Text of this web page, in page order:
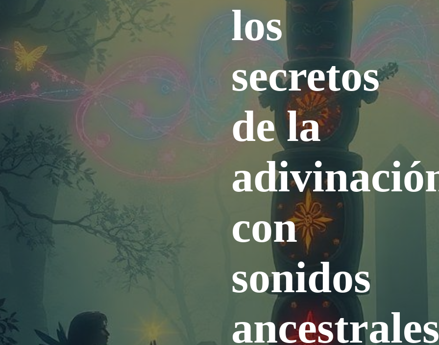
los
secretos
de la
con
sonidos
ancestrales